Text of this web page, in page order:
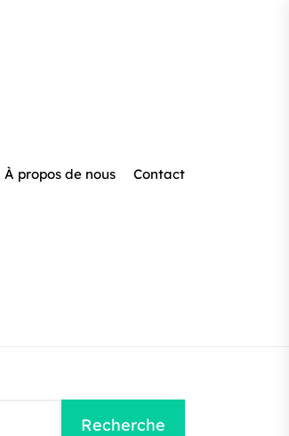
À propos de nous Contact
Recherche